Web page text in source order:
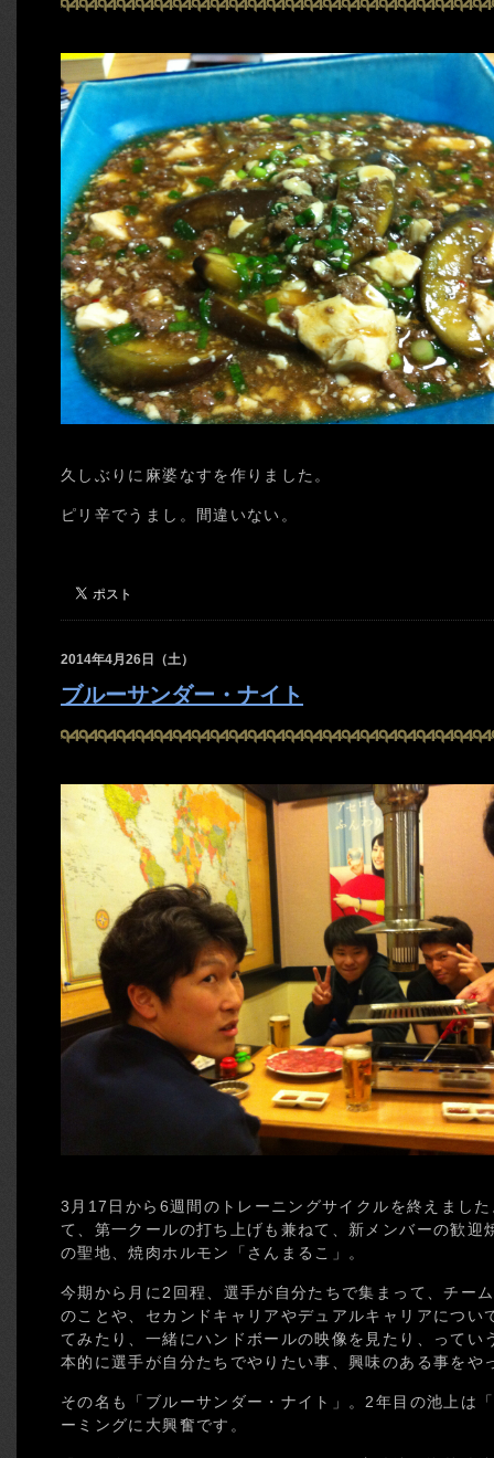
久しぶりに麻婆なすを作りました。
ピリ辛でうまし。間違いない。
2014年4月26日（土）
ブルーサンダー・ナイト
3月17日から6週間のトレーニングサイクルを終えまし
て、第一クールの打ち上げも兼ねて、新メンバーの歓迎
の聖地、焼肉ホルモン「さんまるこ」。
今期から月に2回程、選手が自分たちで集まって、チー
のことや、セカンドキャリアやデュアルキャリアについ
てみたり、一緒にハンドボールの映像を見たり、ってい
本的に選手が自分たちでやりたい事、興味のある事をや
その名も「ブルーサンダー・ナイト」。2年目の池上は
ーミングに大興奮です。